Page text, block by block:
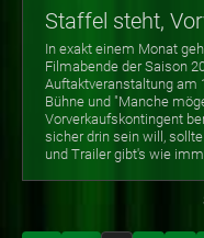
Staffel steht,
In exakt einem Monat
Filmabende der Saison
Auftaktveranstaltung am
Bühne und "Manche
Vorverkaufskontingent
sicher drin sein will,
und Trailer gibt's wie